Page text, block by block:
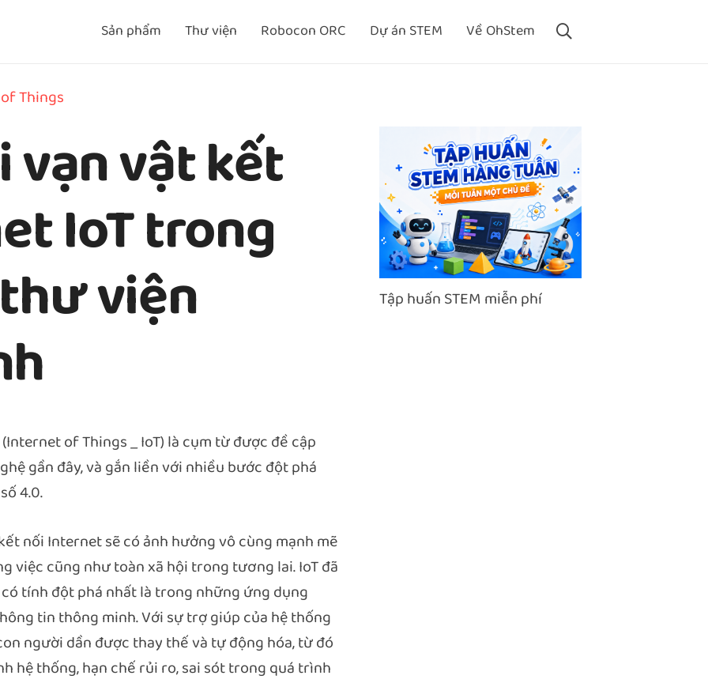
Sản phẩm Thư viện Robocon ORC Dự án STEM Về OhStem
Things
vật kết
IoT trong
viện
of Things _ IoT) là cụm từ được đề cập
gần đây, và gắn liền với nhiều bước đột phá
4.0.
nối Internet sẽ có ảnh hưởng vô cùng mạnh mẽ
việc cũng như toàn xã hội trong tương lai. IoT đã
tính đột phá nhất là trong những ứng dụng
tin thông minh. Với sự trợ giúp của hệ thống
người dần được thay thế và tự động hóa, từ đó
hệ thống, hạn chế rủi ro, sai sót trong quá trình
Tập huấn STEM miễn phí